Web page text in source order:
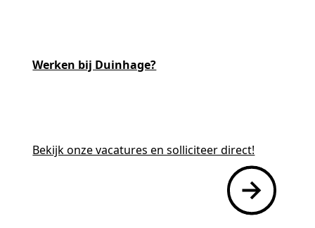
Werken bij Duinhage?
Bekijk onze vacatures en solliciteer direct!